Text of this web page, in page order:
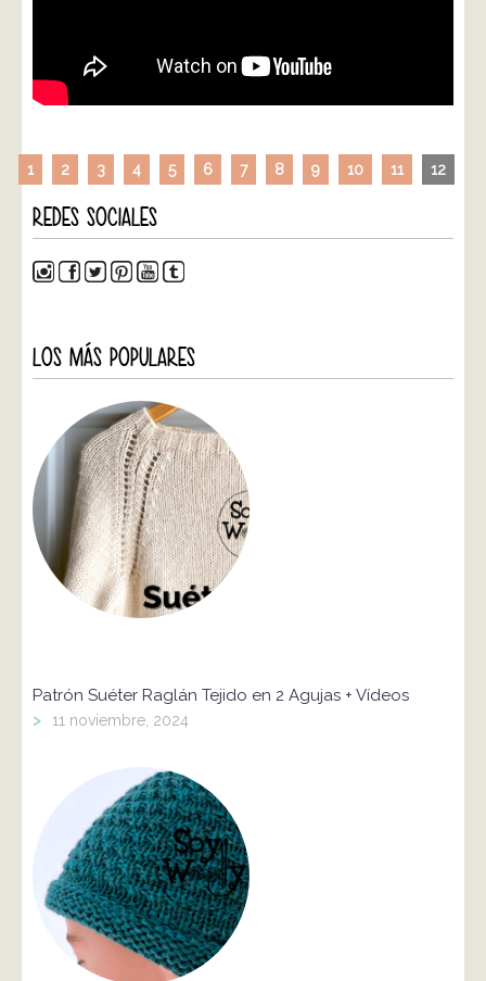
1 2 3 4 5 6 7 8 9 10 11 12
REDES SOCIALES
LOS MÁS POPULARES
Patrón Suéter Raglán Tejido en 2 Agujas + Vídeos
> 11 noviembre, 2024